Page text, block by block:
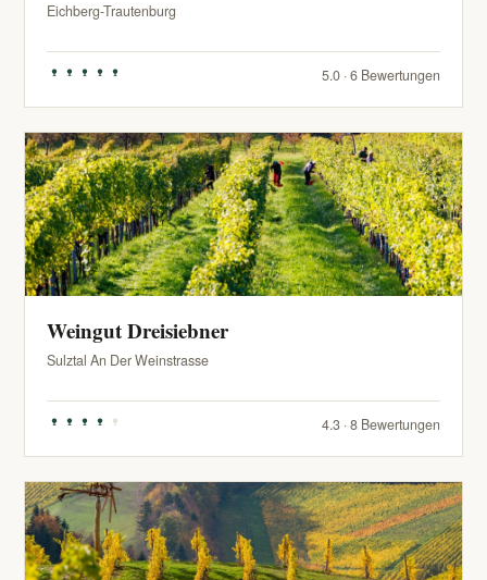
Eichberg-Trautenburg
5.0 · 6 Bewertungen
Weingut Dreisiebner
Sulztal An Der Weinstrasse
4.3 · 8 Bewertungen